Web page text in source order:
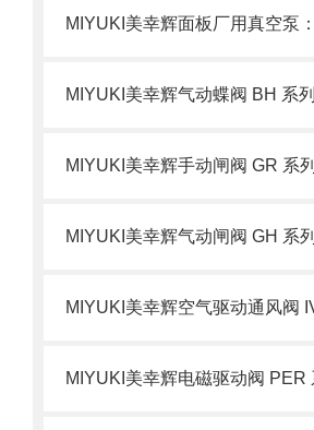
MIYUKI美幸辉手动闸阀 GR 系列
MIYUKI美幸辉气动闸阀 GH 系列